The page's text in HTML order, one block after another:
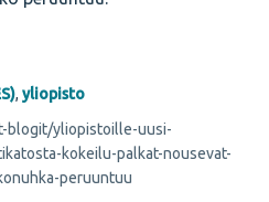
, yliopisto
yliopistoille-uusi-
kokeilu-palkat-nousevat-
peruuntuu